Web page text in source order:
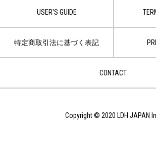
USER'S GUIDE
特定商取引法に基づく表記
CONTACT
Copyright © 2020 LDH JAPAN